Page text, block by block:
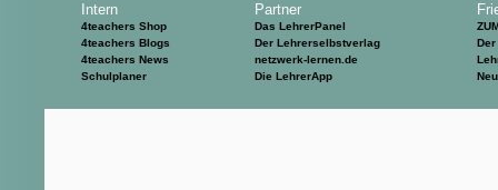
Intern
4teachers Shop
4teachers Blogs
4teachers News
Schulplaner
Partner
Das LehrerPanel
Der Lehrerselbstverlag
netzwerk-lernen.de
Die LehrerApp